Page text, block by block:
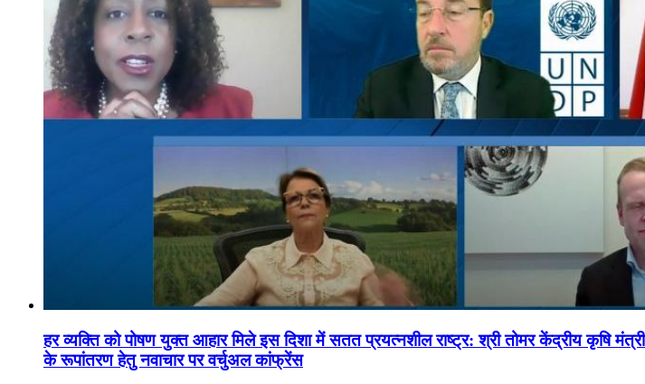
हर व्यक्ति को पोषण युक्त आहार मिले इस दिशा में सतत प्रयत्नशील राष्ट्र: श्री तोमर केंद्रीय कृषि
के रूपांतरण हेतु नवाचार पर वर्चुअल कांफ्रेंस